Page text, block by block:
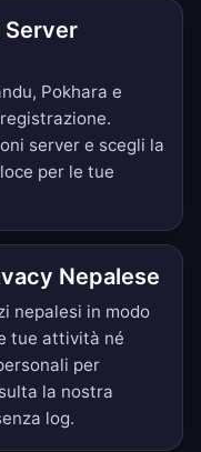
Server
Pokhara e
server e scegli la
per le tue
Nepalese
nepalesi in modo
tue attività né
per
la nostra
log.